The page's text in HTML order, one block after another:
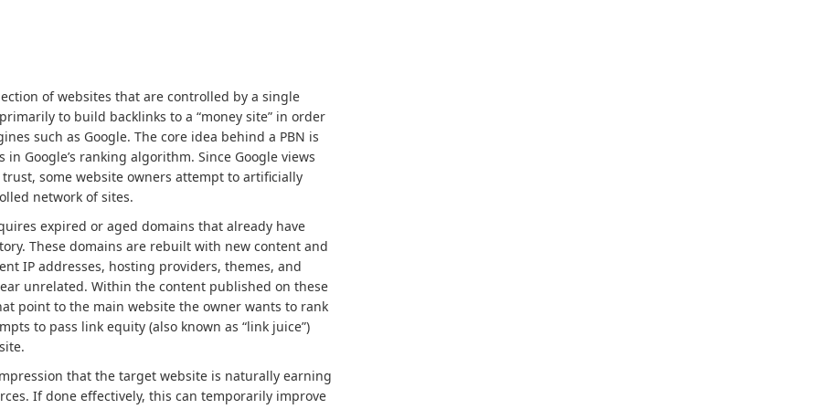
of websites that are controlled by a single
to build backlinks to a “money site” in order
such as Google. The core idea behind a PBN is
Google’s ranking algorithm. Since Google views
some website owners attempt to artificially
network of sites.
expired or aged domains that already have
These domains are rebuilt with new content and
IP addresses, hosting providers, themes, and
unrelated. Within the content published on these
point to the main website the owner wants to rank
to pass link equity (also known as “link juice”)
that the target website is naturally earning
If done effectively, this can temporarily improve